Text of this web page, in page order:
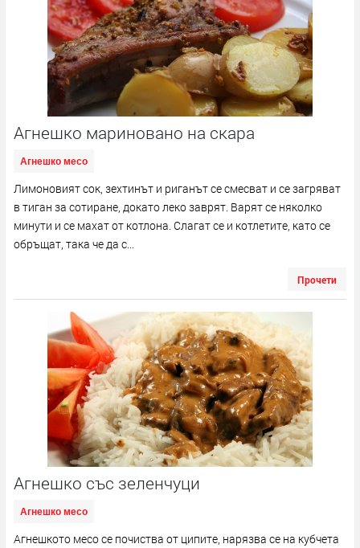
Агнешко мариновано на скара
Агнешко месо
Лимоновият сок, зехтинът и риганът се смесват и се загряват
в тиган за сотиране, докато леко заврят. Варят се няколко
минути и се махат от котлона. Слагат се и котлетите, като се
обръщат, така че да с...
Прочети
Агнешко със зеленчуци
Агнешко месо
Агнешкото месо се почиства от ципите, нарязва се на кубчета